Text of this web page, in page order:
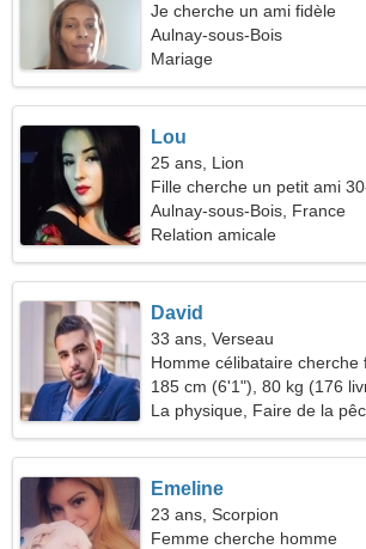
Je cherche un ami fidèle
Aulnay-sous-Bois
Mariage
Lou
25 ans, Lion
Fille cherche un petit ami
Aulnay-sous-Bois, France
Relation amicale
David
33 ans, Verseau
Homme célibataire cherche
185 cm (6'1"), 80 kg (176
La physique, Faire de la
Emeline
23 ans, Scorpion
Femme cherche homme